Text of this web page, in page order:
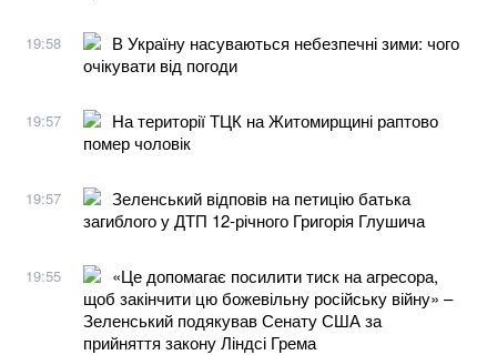
19:58
В Україну насуваються небезпечні зими: чого
очікувати від погоди
19:57
На території ТЦК на Житомирщині раптово
помер чоловік
19:57
Зеленський відповів на петицію батька
загиблого у ДТП 12-річного Григорія Глушича
19:55
«Це допомагає посилити тиск на агресора,
щоб закінчити цю божевільну російську війну» –
Зеленський подякував Сенату США за
прийняття закону Ліндсі Грема